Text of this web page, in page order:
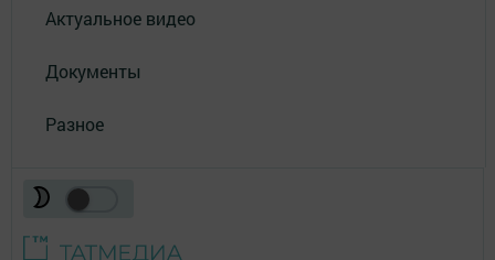
Актуальное видео
Документы
Разное